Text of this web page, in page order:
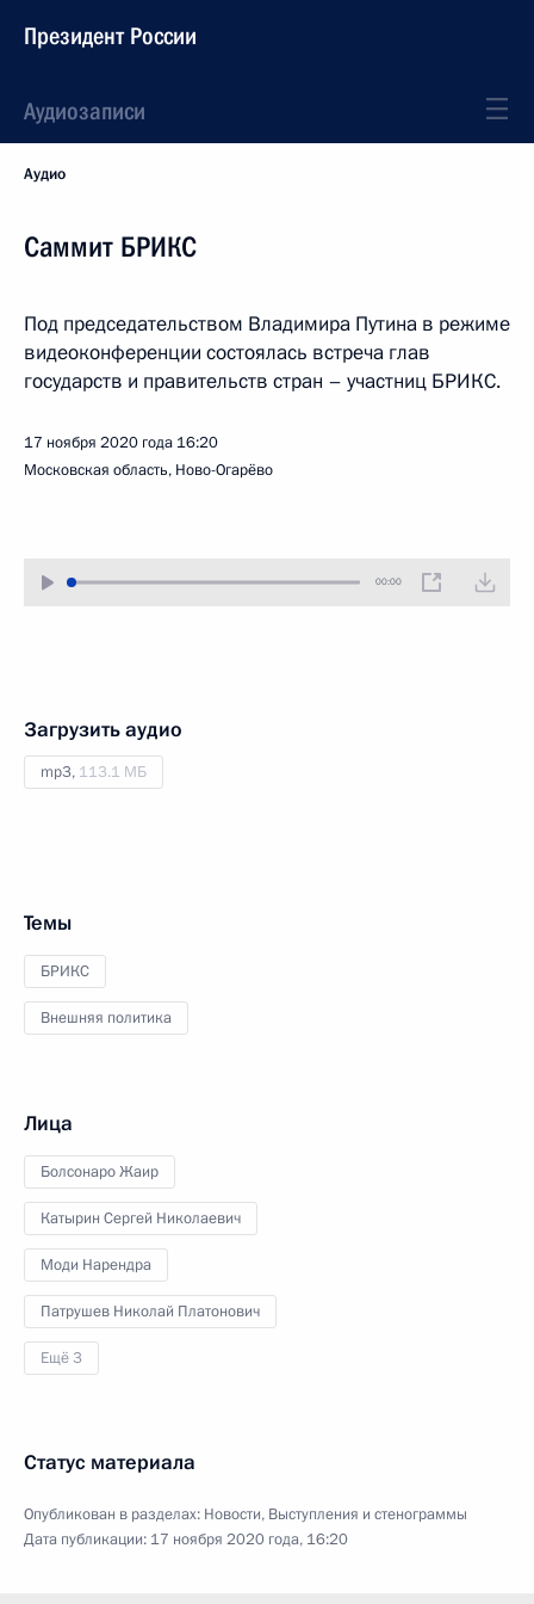
Президент России
Аудиозаписи
Аудио
Саммит БРИКС
Под председательством Владимира Путина в режиме
видеоконференции состоялась встреча глав
государств и правительств стран – участниц БРИКС.
17 ноября 2020 года 16:20
Московская область, Ново-Огарёво
00:00
Загрузить аудио
mp3, 113.1 МБ
Темы
БРИКС
Внешняя политика
Лица
Болсонаро Жаир
Катырин Сергей Николаевич
Моди Нарендра
Патрушев Николай Платонович
Ещё 3
Статус материала
Опубликован в разделах: Новости, Выступления и стенограммы
Дата публикации: 17 ноября 2020 года, 16:20